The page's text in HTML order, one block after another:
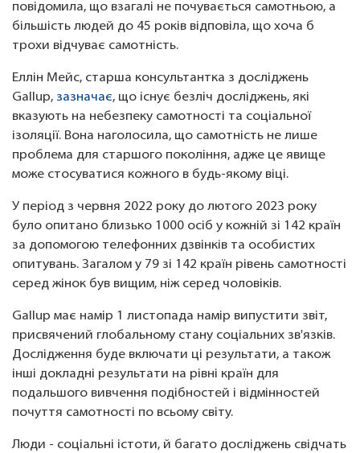
повідомила, що взагалі не почувається самотньою, а
більшість людей до 45 років відповіла, що хоча б
трохи відчуває самотність.
Еллін Мейс, старша консультантка з досліджень
Gallup, зазначає, що існує безліч досліджень, які
вказують на небезпеку самотності та соціальної
ізоляції. Вона наголосила, що самотність не лише
проблема для старшого покоління, адже це явище
може стосуватися кожного в будь-якому віці.
У період з червня 2022 року до лютого 2023 року
було опитано близько 1000 осіб у кожній зі 142 країн
за допомогою телефонних дзвінків та особистих
опитувань. Загалом у 79 зі 142 країн рівень самотності
серед жінок був вищим, ніж серед чоловіків.
Gallup має намір 1 листопада намір випустити звіт,
присвячений глобальному стану соціальних зв'язків.
Дослідження буде включати ці результати, а також
інші докладні результати на рівні країн для
подальшого вивчення подібностей і відмінностей
почуття самотності по всьому світу.
Люди - соціальні істоти, й багато досліджень свідчать